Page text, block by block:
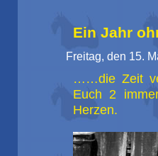
Ein Jahr
Freitag, den 15.
……die Zeit
Euch 2
Herzen.